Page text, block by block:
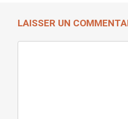
LAISSER UN